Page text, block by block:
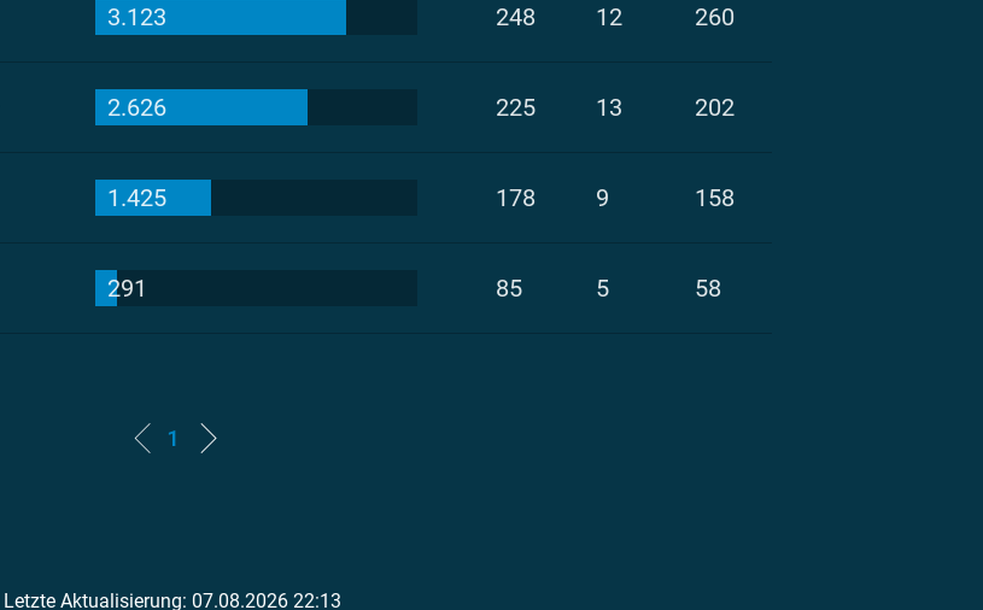
3.123 248 12 260
2.626 225 13 202
1.425 178 9 158
291 85 5 58
1
Letzte Aktualisierung: 07.08.2026 22:13